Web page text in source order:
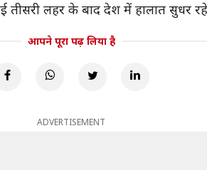
तीसरी लहर के बाद देश में हालात सुधर
आपने पूरा पढ़ लिया है
ADVERTISEMENT